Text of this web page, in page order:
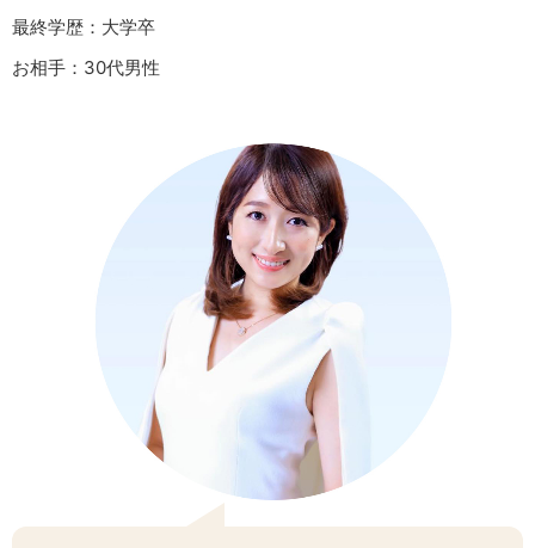
最終学歴：大学卒
お相手：30代男性